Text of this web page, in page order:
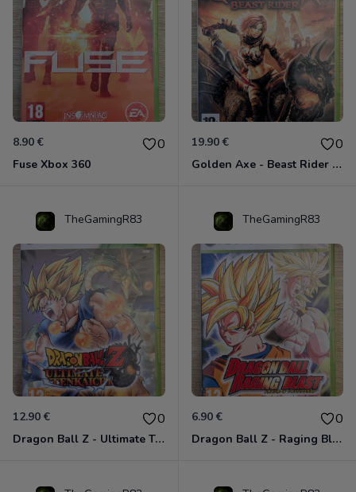
8.90 € 0
Fuse Xbox 360
19.90 € 0
Golden Axe - Beast Rider Xbox 360
TheGamingR83
12.90 € 0
Dragon Ball Z - Ultimate Tenkaichi Xbox 360
TheGamingR83
6.90 € 0
Dragon Ball Z - Raging Blast Xbox 360